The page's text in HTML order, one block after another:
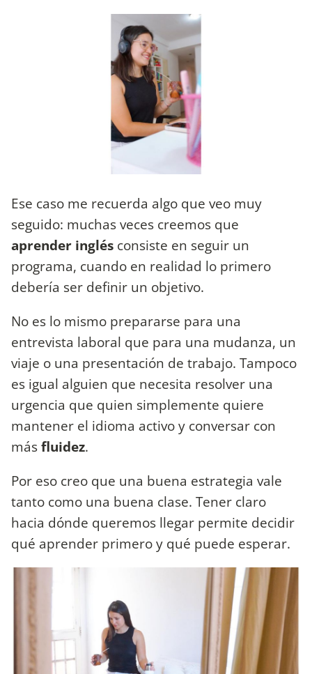
Ese caso me recuerda algo que veo muy
seguido: muchas veces creemos que
aprender inglés consiste en seguir un
programa, cuando en realidad lo primero
debería ser definir un objetivo.
No es lo mismo prepararse para una
entrevista laboral que para una mudanza, un
viaje o una presentación de trabajo. Tampoco
es igual alguien que necesita resolver una
urgencia que quien simplemente quiere
mantener el idioma activo y conversar con
másfluidez.
Por eso creo que una buena estrategia vale
tanto como una buena clase. Tener claro
hacia dónde queremos llegar permite decidir
qué aprender primero y qué puede esperar.